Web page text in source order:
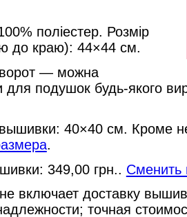
поліестер. Розмір
до краю): 44×44 см.
— можна
для подушок будь-якого
40×40 см. Кроме
.
349,00 грн.. Сменить
включает доставку
точная